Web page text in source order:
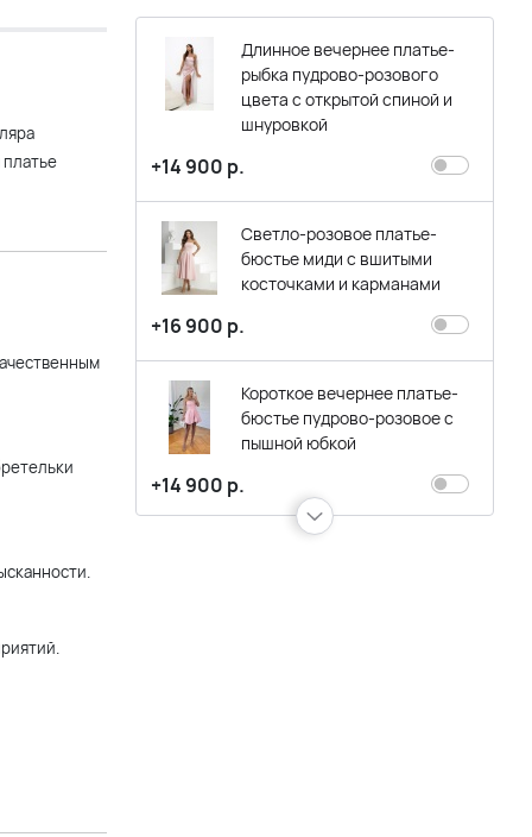
Длинное вечернее платье-
рыбка пудрово-розового
цвета с открытой спиной и
шнуровкой
+14 900 р.
Светло-розовое платье-
бюстье миди с вшитыми
косточками и карманами
+16 900 р.
Короткое вечернее платье-
бюстье пудрово-розовое с
пышной юбкой
+14 900 р.